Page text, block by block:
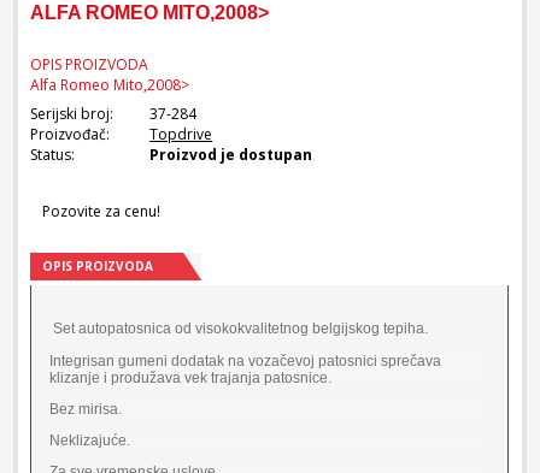
ALFA ROMEO MITO,2008>
OPIS PROIZVODA
Alfa Romeo Mito,2008>
Serijski broj:
37-284
Proizvođač:
Topdrive
Status:
Proizvod je dostupan
Pozovite za cenu!
OPIS PROIZVODA
Set autopatosnica od visokokvalitetnog belgijskog tepiha.
Integrisan gumeni dodatak na vozačevoj patosnici sprečava
klizanje i produžava vek trajanja patosnice.
Bez mirisa.
Neklizajuće.